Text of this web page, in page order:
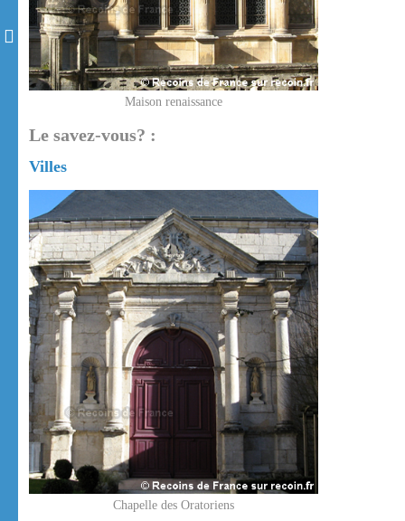
Maison renaissance
Le savez-vous? :
Villes
Chapelle des Oratoriens